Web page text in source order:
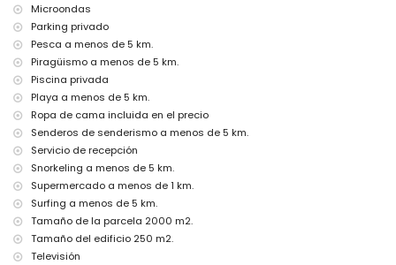
Cama extra y camas/cunas de niños (bajo demanda)
Actividades de entretenimiento y ocio para sus vacaciones en
Jávea, Costa Blanca
Cine, teatro, bar y paseo marítimo (Mediterráneo (Puerto)) (a menos
de 5 kilómetros de la casa)
Monumentos y cultura en Jávea, Costa Blanca
Museo (Histórico de Jávea, Jávea), iglesia (Nuestra Señora de Loreto,
Puerto, Jávea), ruina (Molinos de Viento, Jávea), monumento (Casco
Antiguo de Jávea, Jávea), edificio arquitectónico (Casco Antiguo de
Jávea, Jávea), lugar histórico (Casco Antiguo de Jávea y Jávea) (a
menos de 5 kilómetros del alojamiento)
Castillo (Portal de la Vila y Dénia) (a menos de 25 kilómetros del
alojamiento)
Deportes
Microondas
Parking privado
Pesca a menos de 5 km.
Piragüismo a menos de 5 km.
Piscina privada
Playa a menos de 5 km.
Ropa de cama incluida en el precio
Senderos de senderismo a menos de 5 km.
Servicio de recepción
Snorkeling a menos de 5 km.
Supermercado a menos de 1 km.
Surfing a menos de 5 km.
Tamaño de la parcela 2000 m2.
Tamaño del edificio 250 m2.
Televisión